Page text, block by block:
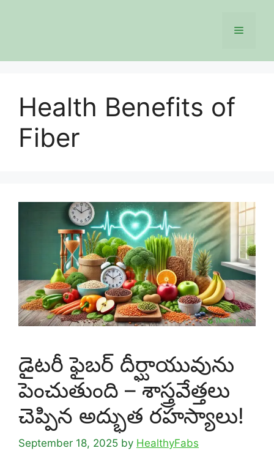
Menu
Health Benefits of
Fiber
డైటరీ ఫైబర్ దీర్ఘాయువును
పెంచుతుంది – శాస్త్రవేత్తలు
చెప్పిన అద్భుత రహస్యాలు!
September 18, 2025 by HealthyFabs